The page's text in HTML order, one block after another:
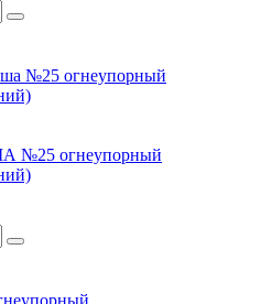
№25 огнеупорный